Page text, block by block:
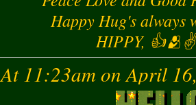
Happy Hug's always
HIPPY,
At 11:23am on April